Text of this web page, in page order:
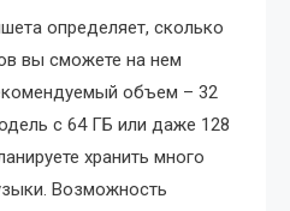
определяет, сколько
вы сможете на нем
объем – 32
с 64 ГБ или даже 128
хранить много
Возможность